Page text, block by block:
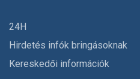
24H
Hirdetés infók bringásoknak
Kereskedői információk